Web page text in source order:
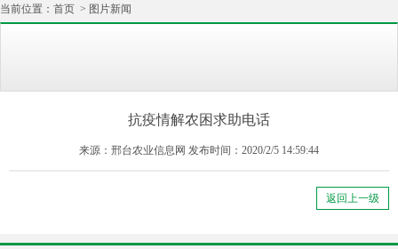
当前位置： 首页 > 图片新闻
抗疫情解农困求助电话
来源：邢台农业信息网 发布时间：2020/2/5 14:59:44
返回上一级